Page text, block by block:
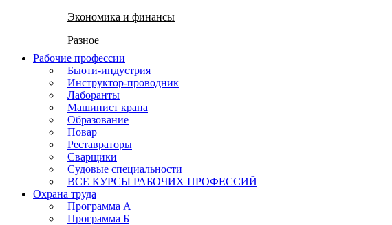
Экономика и финансы
Разное
Рабочие профессии
Бьюти-индустрия
Инструктор-проводник
Лаборанты
Машинист крана
Образование
Повар
Реставраторы
Сварщики
Судовые специальности
ВСЕ КУРСЫ РАБОЧИХ ПРОФЕССИЙ
Охрана труда
Программа А
Программа Б